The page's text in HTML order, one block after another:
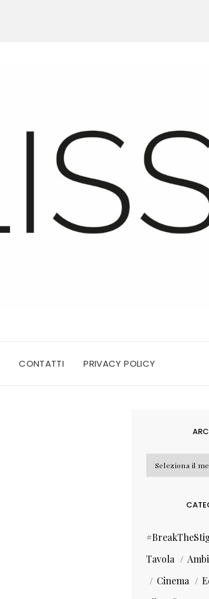
CONTATTI PRIVACY POLICY
Archivi
Tavola
Cinema